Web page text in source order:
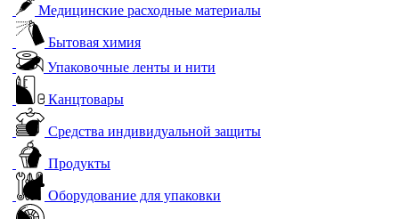
Медицинские расходные материалы
Бытовая химия
Упаковочные ленты и нити
Канцтовары
Средства индивидуальной защиты
Продукты
Оборудование для упаковки